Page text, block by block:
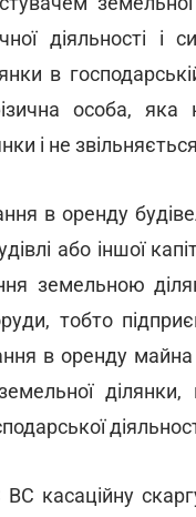
діяльності і
в
особа,
і не
в оренду
або іншої
земельною
тобто
в оренду
касаційну